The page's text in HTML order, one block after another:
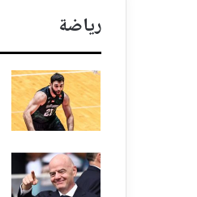
رياضة